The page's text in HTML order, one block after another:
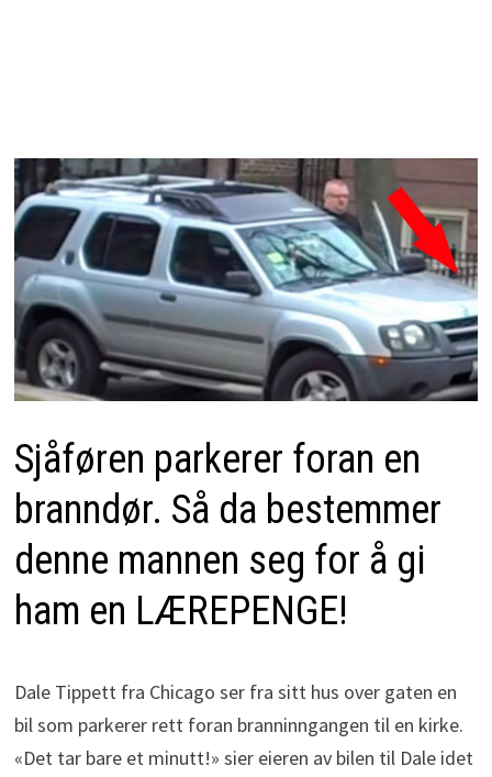
Sjåføren parkerer foran en
branndør. Så da bestemmer
denne mannen seg for å gi
ham en LÆREPENGE!
Dale Tippett fra Chicago ser fra sitt hus over gaten en
bil som parkerer rett foran branninngangen til en kirke.
«Det tar bare et minutt!» sier eieren av bilen til Dale idet